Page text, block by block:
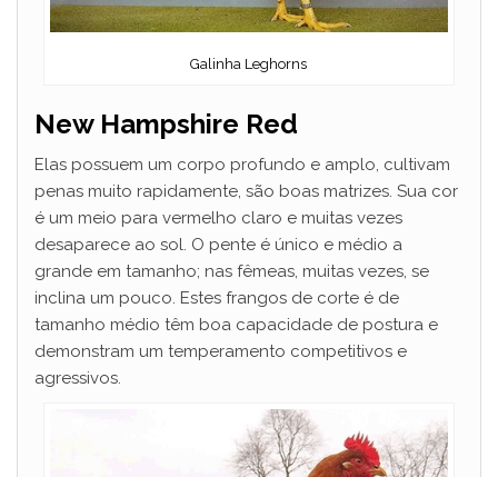
Galinha Leghorns
New Hampshire Red
Elas possuem um corpo profundo e amplo, cultivam
penas muito rapidamente, são boas matrizes. Sua cor
é um meio para vermelho claro e muitas vezes
desaparece ao sol. O pente é único e médio a
grande em tamanho; nas fêmeas, muitas vezes, se
inclina um pouco. Estes frangos de corte é de
tamanho médio têm boa capacidade de postura e
demonstram um temperamento competitivos e
agressivos.